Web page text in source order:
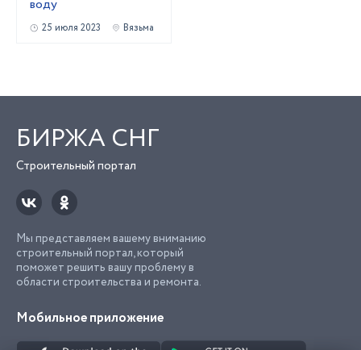
воду
25 июля 2023 Вязьма
БИРЖА СНГ
Строительный портал
Мы представляем вашему вниманию
строительный портал, который
поможет решить вашу проблему в
области строительства и ремонта.
Мобильное приложение